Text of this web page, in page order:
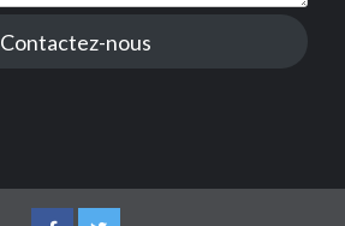
Contactez-nous